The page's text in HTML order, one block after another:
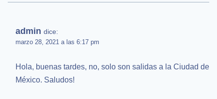
admin dice:
marzo 28, 2021 a las 6:17 pm
Hola, buenas tardes, no, solo son salidas a la Ciudad de
México. Saludos!